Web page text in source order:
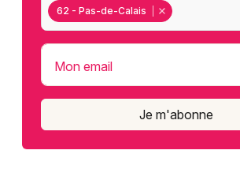
62 - Pas-de-Calais
Mon email
Je m'abonne